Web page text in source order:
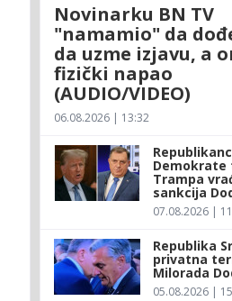
Novinarku BN TV
"namamio" da
da uzme izjavu, a
fizički napao
(AUDIO/VIDEO)
06.08.2026 | 13:32
Demokrate
Trampa
sankcija
07.08.2026 |
Republika
privatna
Milorada
05.08.2026 |